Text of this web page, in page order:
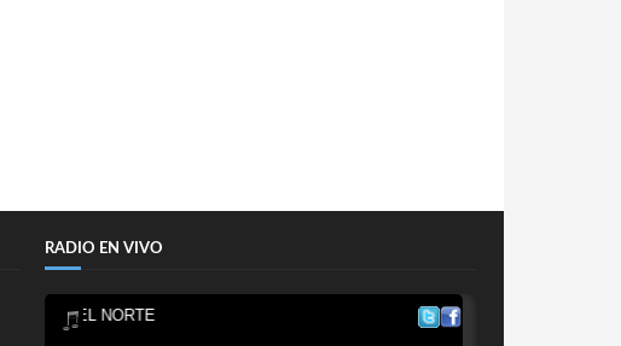
RADIO EN VIVO